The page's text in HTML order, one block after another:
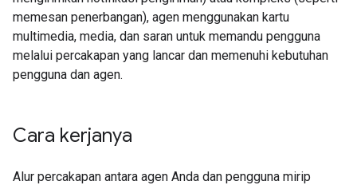
memesan penerbangan), agen menggunakan kartu
multimedia, media, dan saran untuk memandu pengguna
melalui percakapan yang lancar dan memenuhi kebutuhan
pengguna dan agen.
Cara kerjanya
Alur percakapan antara agen Anda dan pengguna mirip